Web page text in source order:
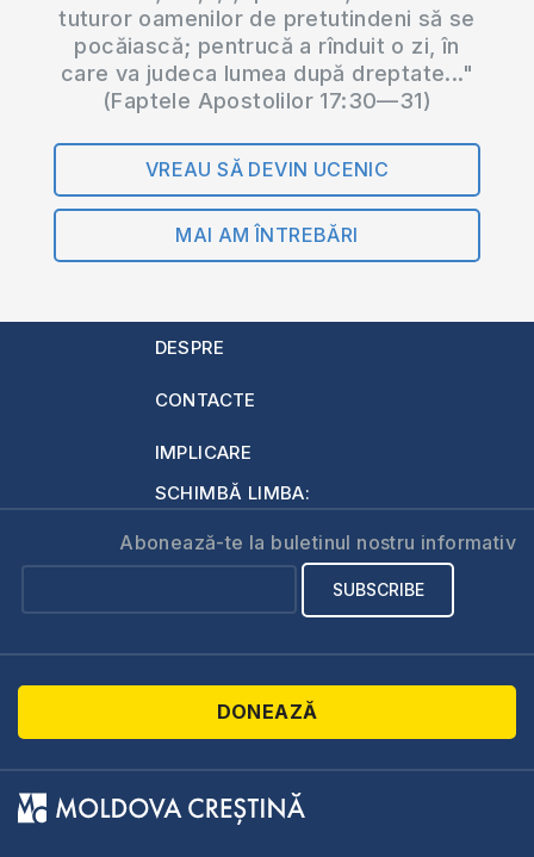
tuturor oamenilor de pretutindeni să se
pocăiască; pentrucă a rînduit o zi, în
care va judeca lumea după dreptate..."
(Faptele Apostolilor 17:30—31)
VREAU SĂ DEVIN UCENIC
MAI AM ÎNTREBĂRI
DESPRE
CONTACTE
IMPLICARE
SCHIMBĂ LIMBA:
Abonează-te la buletinul nostru informativ
DONEAZĂ